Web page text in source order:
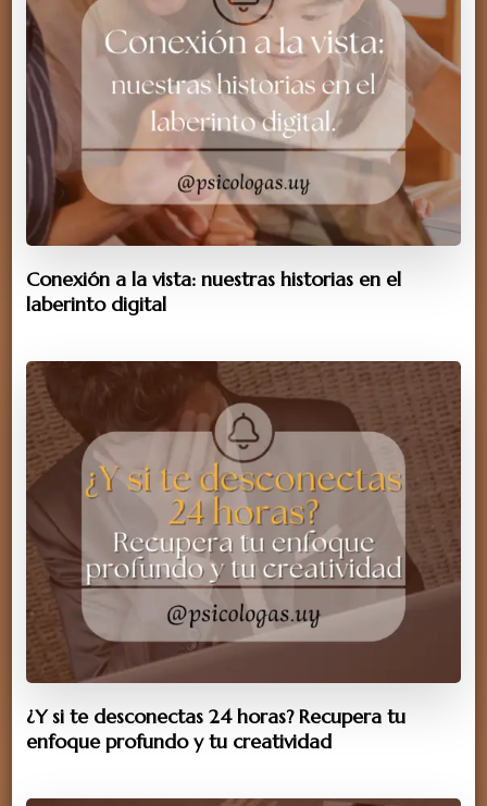
Conexión a la vista: nuestras historias en el
laberinto digital
¿Y si te desconectas 24 horas? Recupera tu
enfoque profundo y tu creatividad